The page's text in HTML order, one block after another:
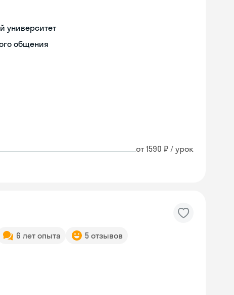
университет
общения
от 1590 ₽ / урок
6 лет опыта 5 отзывов